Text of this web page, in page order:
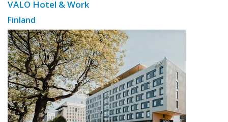
VALO Hotel & Work
Finland